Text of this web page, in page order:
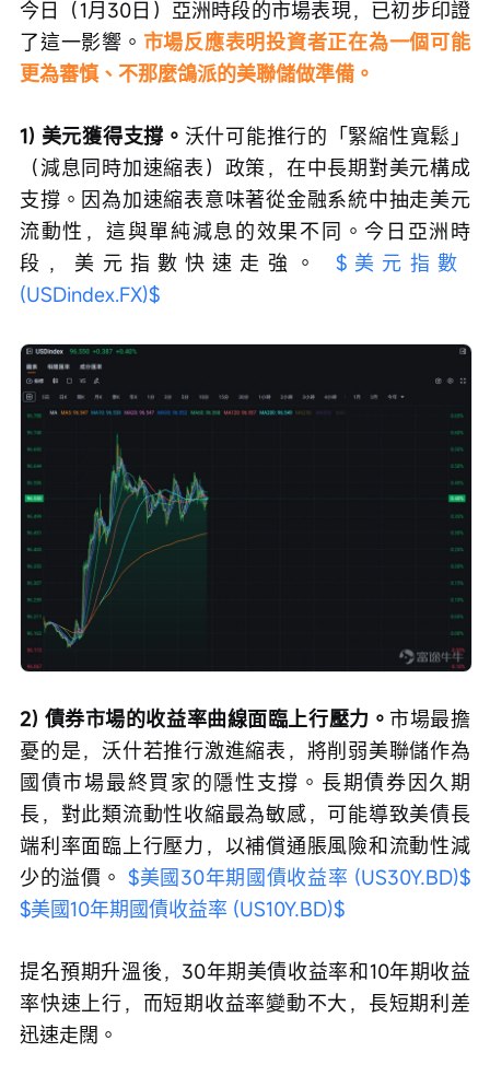
今日（1月30日）亞洲時段的市場表現，已初步印證
了這一影響。 市場反應表明投資者正在為一個可能
更為審慎、不那麼鴿派的美聯儲做準備。
1) 美元獲得支撐。 沃什可能推行的「緊縮性寬鬆」
（減息同時加速縮表）政策，在中長期對美元構成
支撐。因為加速縮表意味著從金融系統中抽走美元
流動性，這與單純減息的效果不同。今日亞洲時
段，美元指數快速走強。 $美元指數
(USDindex.FX)$
2) 債券市場的收益率曲線面臨上行壓力。 市場最擔
憂的是，沃什若推行激進縮表，將削弱美聯儲作為
國債市場最終買家的隱性支撐。長期債券因久期
長，對此類流動性收縮最為敏感，可能導致美債長
端利率面臨上行壓力，以補償通脹風險和流動性減
少的溢價。 $美國30年期國債收益率 (US30Y.BD)$
$美國10年期國債收益率 (US10Y.BD)$
提名預期升溫後，30年期美債收益率和10年期收益
率快速上行，而短期收益率變動不大，長短期利差
迅速走闊。